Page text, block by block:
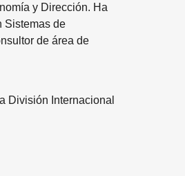
y Dirección. Ha
Sistemas de
de área de
División Internacional